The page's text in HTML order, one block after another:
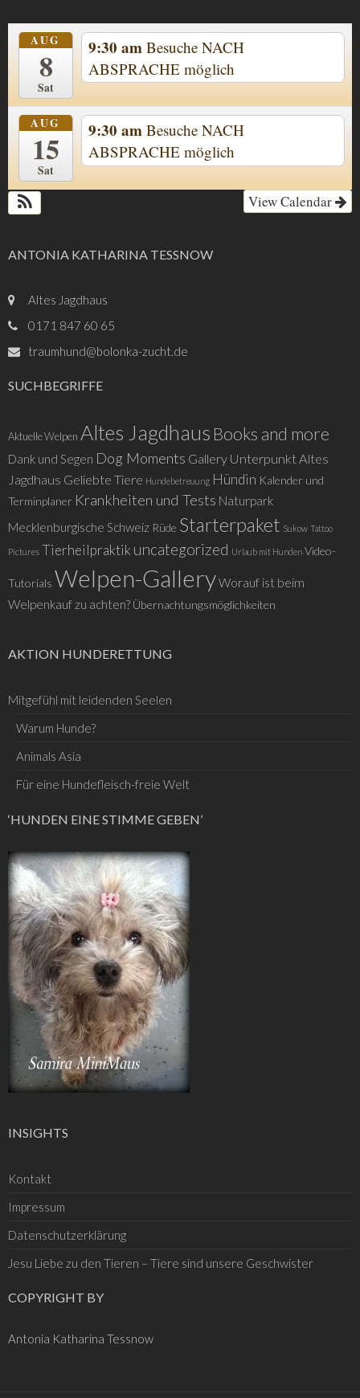
AUG
8
Sat
9:30 am Besuche NACH
ABSPRACHE möglich
AUG
15
Sat
9:30 am Besuche NACH
ABSPRACHE möglich
View Calendar
ANTONIA KATHARINA TESSNOW
Altes Jagdhaus
0171 847 60 65
traumhund@bolonka-zucht.de
SUCHBEGRIFFE
Aktuelle Welpen Altes Jagdhaus Books and more
Dank und Segen Dog Moments Gallery Unterpunkt Altes
Jagdhaus Geliebte Tiere Hundebetreuung Hündin Kalender und
Terminplaner Krankheiten und Tests Naturpark
Mecklenburgische Schweiz Rüde Starterpaket Sukow Tattoo
Pictures Tierheilpraktikuncategorized Urlaub mit Hunden Video-
Tutorials Welpen-GalleryWorauf ist beim
Welpenkauf zu achten? Übernachtungsmöglichkeiten
AKTION HUNDERETTUNG
Mitgefühl mit leidenden Seelen
Warum Hunde?
Animals Asia
Für eine Hundefleisch-freie Welt
‘HUNDEN EINE STIMME GEBEN’
INSIGHTS
Kontakt
Impressum
Datenschutzerklärung
Jesu Liebe zu den Tieren – Tiere sind unsere Geschwister
COPYRIGHT BY
Antonia Katharina Tessnow